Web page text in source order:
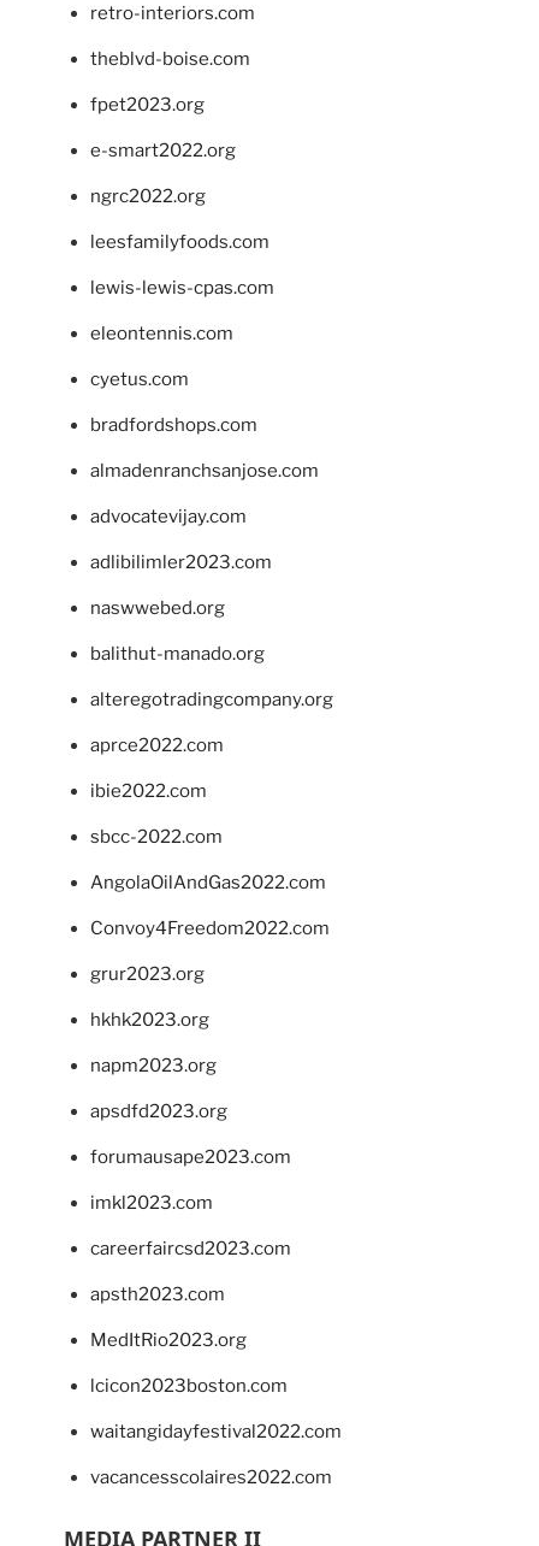
retro-interiors.com
theblvd-boise.com
fpet2023.org
e-smart2022.org
ngrc2022.org
leesfamilyfoods.com
lewis-lewis-cpas.com
eleontennis.com
cyetus.com
bradfordshops.com
almadenranchsanjose.com
advocatevijay.com
adlibilimler2023.com
naswwebed.org
balithut-manado.org
alteregotradingcompany.org
aprce2022.com
ibie2022.com
sbcc-2022.com
AngolaOilAndGas2022.com
Convoy4Freedom2022.com
grur2023.org
hkhk2023.org
napm2023.org
apsdfd2023.org
forumausape2023.com
imkl2023.com
careerfaircsd2023.com
apsth2023.com
MedItRio2023.org
lcicon2023boston.com
waitangidayfestival2022.com
vacancesscolaires2022.com
MEDIA PARTNER II